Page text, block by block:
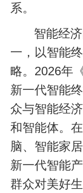
系。
智能经
一，以智能
略。2026年
新一代智能
众与智能经
和智能体。
脑、智能家
新一代智能
群众对美好